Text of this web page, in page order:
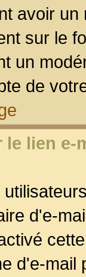
avoir
sur le
un
de
lien
d'e-
d'e-